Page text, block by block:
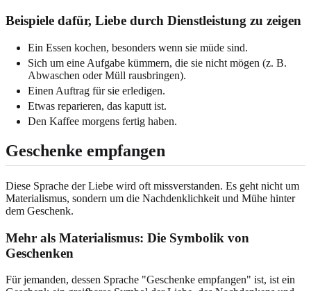
Beispiele dafür, Liebe durch Dienstleistung zu zeigen
Ein Essen kochen, besonders wenn sie müde sind.
Sich um eine Aufgabe kümmern, die sie nicht mögen (z. B.
Abwaschen oder Müll rausbringen).
Einen Auftrag für sie erledigen.
Etwas reparieren, das kaputt ist.
Den Kaffee morgens fertig haben.
Geschenke empfangen
Diese Sprache der Liebe wird oft missverstanden. Es geht nicht um
Materialismus, sondern um die Nachdenklichkeit und Mühe hinter
dem Geschenk.
Mehr als Materialismus: Die Symbolik von
Geschenken
Für jemanden, dessen Sprache "Geschenke empfangen" ist, ist ein